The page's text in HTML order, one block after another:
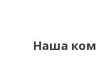
Наша